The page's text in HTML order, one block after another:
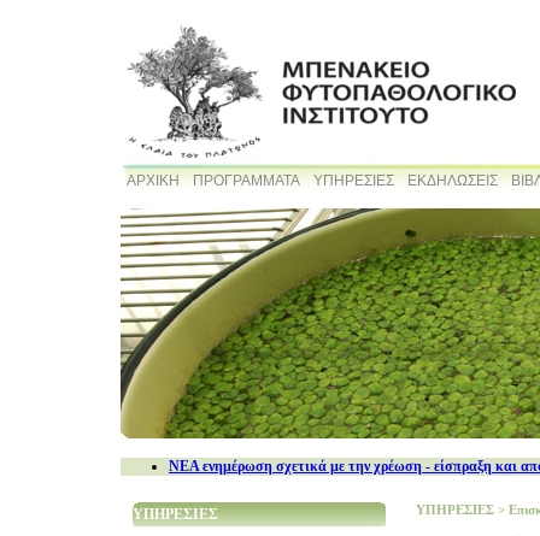
ΑΡΧΙΚΗ ΠΡΟΓΡΑΜΜΑΤΑ ΥΠΗΡΕΣΙΕΣ ΕΚΔΗΛΩΣΕΙΣ
NEA ενημέρωση σχετικά με την χρέωση - είσπραξη και
ΥΠΗΡΕΣΙΕΣ ΥΠΗΡΕΣΙΕΣ >